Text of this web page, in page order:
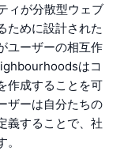
ィが分散型ウェブ
ために設計された
ユーザーの相互作
はコ
作成することを可
ザーは自分たちの
義することで、社